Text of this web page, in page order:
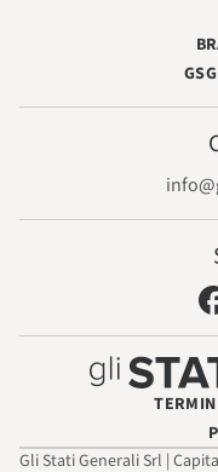
Gli Stati Generali Srl |